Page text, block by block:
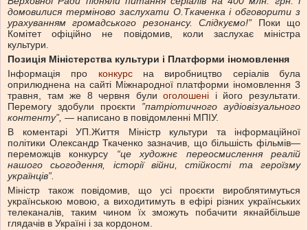
домовилися терміново заслухати О.Ткаченка і обговорити з
урахуванням громадського резонансу. Слідкуємо!” Поки що
Комітет офіційно не повідомив, коли заслухає міністра
культури.
Позиція Міністерства культури і Платформи іномовлення
Інформація про конкурсна виробництво серіалів була
оприлюднена на сайті Міжнародної платформи іномовлення 3
травня, там же 8 червня булиоголошені і його результати.
Перемогу здобули проєкти ”патріотичного аудіовізуального
контенту”, — написано в повідомленні МПІУ.
В коментарі УП.Життя Міністр культури та інформаційної
політики Олександр Ткаченко зазначив, що більшість фільмів—
переможців конкурсу “це художнє переосмислення реалій
нашого сьогодення, історії війни, стійкості та героїзму
українців”.
Міністр також повідомив, що усі проєкти вироблятимуться
українською мовою, а виходитимуть в ефірі різних українських
телеканалів, таким чином їх зможуть побачити якнайбільше
глядачів в Україні і за кордоном.